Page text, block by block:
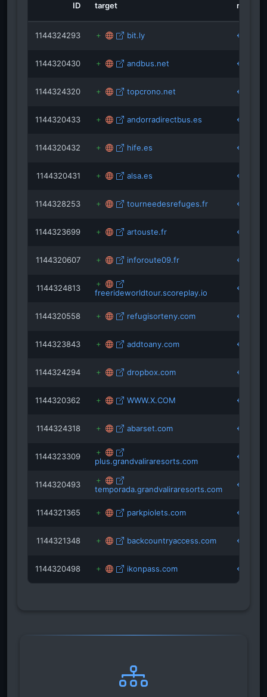
freerideworldtour.scoreplay.io
ID target role
1144324293 bit.ly
1144320430 andbus.net
1144324320 topcrono.net
1144320433 andorradirectbus.es
1144320432 hife.es
1144320431 alsa.es
1144328253 tourneedesrefuges.fr
1144323699 artouste.fr
1144320607 inforoute09.fr
1144324813 freerideworldtour.scoreplay.io
1144320558 refugisorteny.com
1144323843 addtoany.com
1144324294 dropbox.com
1144320362 WWW.X.COM
1144324318 abarset.com
1144323309 plus.grandvaliraresorts.com
1144320493 temporada.grandvaliraresorts.com
1144321365 parkpiolets.com
1144321348 backcountryaccess.com
1144320498 ikonpass.com